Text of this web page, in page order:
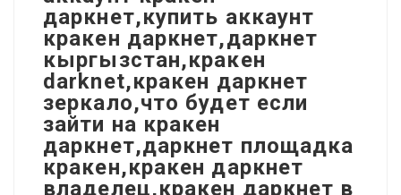
даркнет,купить аккаунт
кракен даркнет,даркнет
кыргызстан,кракен
darknet,кракен даркнет
зеркало,что будет если
зайти на кракен
даркнет,даркнет площадка
кракен,кракен даркнет
владелец,кракен даркнет в